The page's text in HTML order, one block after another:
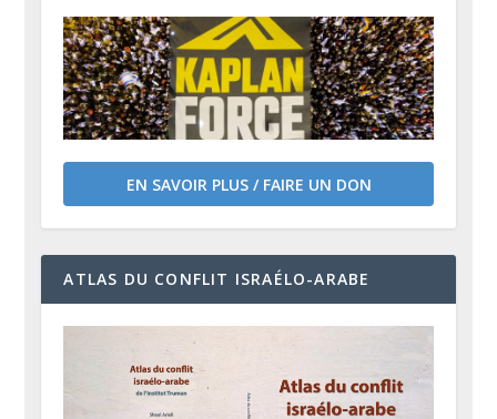
EN SAVOIR PLUS / FAIRE UN DON
ATLAS DU CONFLIT ISRAÉLO-ARABE